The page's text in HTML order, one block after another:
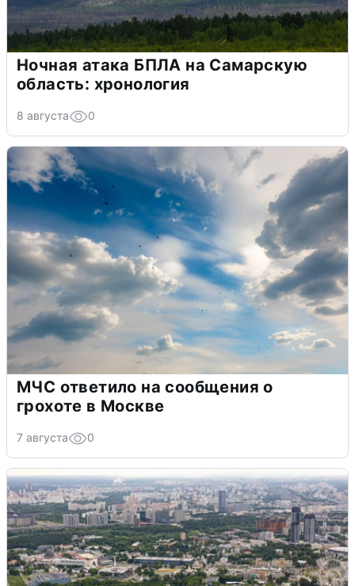
Ночная атака БПЛА на Самарскую
область: хронология
8 августа 0
МЧС ответило на сообщения о
грохоте в Москве
7 августа 0